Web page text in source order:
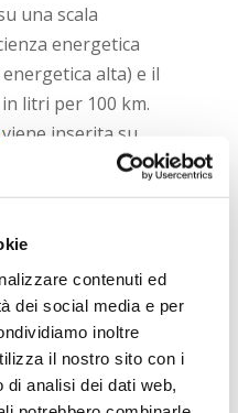
contenuti ed
dei social media e per
inoltre
il nostro sito con i
analisi dei dati web,
una scala
energetica
alta) e il
in litri per 100 km.
viene inserita su
nella zona
bassa emissione,
in base al peso
medio arriva
di CO2 per
produzione allo